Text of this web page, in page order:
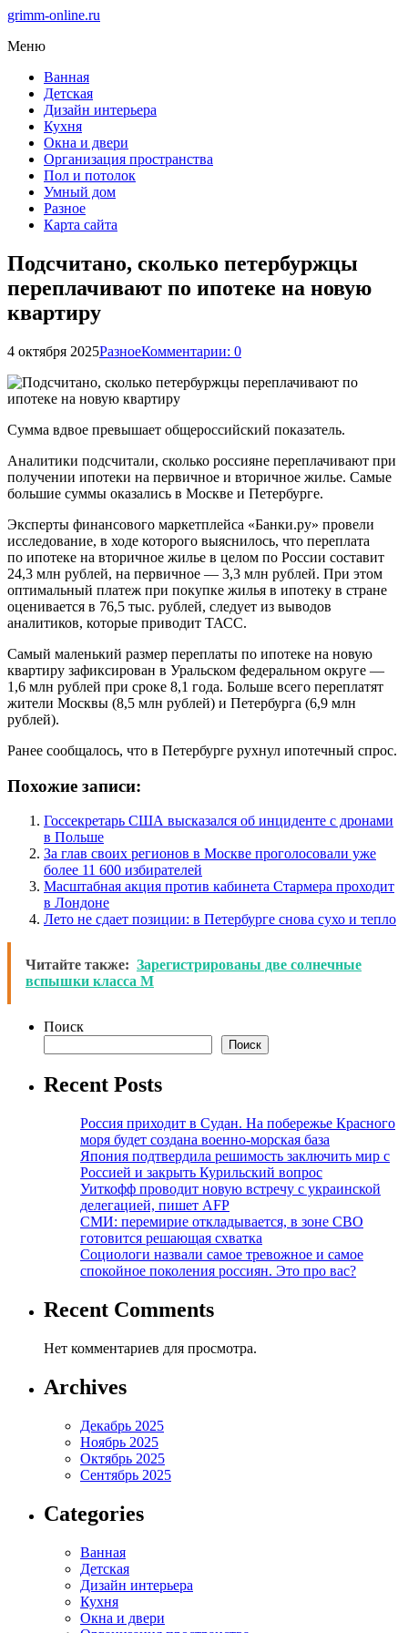
grimm-online.ru
Меню
Ванная
Детская
Дизайн интерьера
Кухня
Окна и двери
Организация пространства
Пол и потолок
Умный дом
Разное
Карта сайта
Подсчитано, сколько петербуржцы
переплачивают по ипотеке на новую
квартиру
4 октября 2025РазноеКомментарии: 0
Сумма вдвое превышает общероссийский показатель.
Аналитики подсчитали, сколько россияне переплачивают при
получении ипотеки на первичное и вторичное жилье. Самые
большие суммы оказались в Москве и Петербурге.
Эксперты финансового маркетплейса «Банки.ру» провели
исследование, в ходе которого выяснилось, что переплата
по ипотеке на вторичное жилье в целом по России составит
24,3 млн рублей, на первичное — 3,3 млн рублей. При этом
оптимальный платеж при покупке жилья в ипотеку в стране
оценивается в 76,5 тыс. рублей, следует из выводов
аналитиков, которые приводит ТАСС.
Самый маленький размер переплаты по ипотеке на новую
квартиру зафиксирован в Уральском федеральном округе —
1,6 млн рублей при сроке 8,1 года. Больше всего переплатят
жители Москвы (8,5 млн рублей) и Петербурга (6,9 млн
рублей).
Ранее сообщалось, что в Петербурге рухнул ипотечный спрос.
Похожие записи:
Госсекретарь США высказался об инциденте с дронами
в Польше
За глав своих регионов в Москве проголосовали уже
более 11 600 избирателей
Масштабная акция против кабинета Стармера проходит
в Лондоне
Лето не сдает позиции: в Петербурге снова сухо и тепло
Читайте также: Зарегистрированы две солнечные
вспышки класса М
Поиск
Поиск
Recent Posts
Россия приходит в Судан. На побережье Красного
моря будет создана военно-морская база
Япония подтвердила решимость заключить мир с
Россией и закрыть Курильский вопрос
Уиткофф проводит новую встречу с украинской
делегацией, пишет AFP
СМИ: перемирие откладывается, в зоне СВО
готовится решающая схватка
Социологи назвали самое тревожное и самое
спокойное поколения россиян. Это про вас?
Recent Comments
Нет комментариев для просмотра.
Archives
Декабрь 2025
Ноябрь 2025
Октябрь 2025
Сентябрь 2025
Categories
Ванная
Детская
Дизайн интерьера
Кухня
Окна и двери